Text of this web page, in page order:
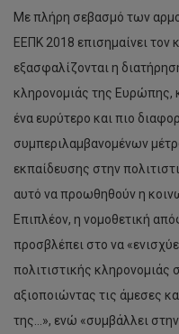
Με πλήρη σεβασμό των
ΕΕΠΚ 2018 επισημαίνει τον
εξασφαλίζονται η
κληρονομιάς της Ευρώπης,
ένα ευρύτερο και πιο
συμπεριλαμβανομένων
εκπαίδευσης στην
αυτό να προωθηθούν η
Επιπλέον, η νομοθετική
προσβλέπει στο να
πολιτιστικής κληρονομιάς
αξιοποιώντας τις άμεσες
της…», ενώ «συμβάλλει